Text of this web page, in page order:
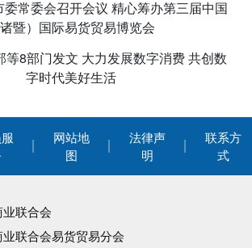
常委会召开会议 精心筹办第三届中国
诸暨）国际易货贸易博览会
等8部门发文 大力发展数字消费 共创数
字时代美好生活
网站地
图
法律声
明
联系方
式
联合会
联合会易货贸易分会